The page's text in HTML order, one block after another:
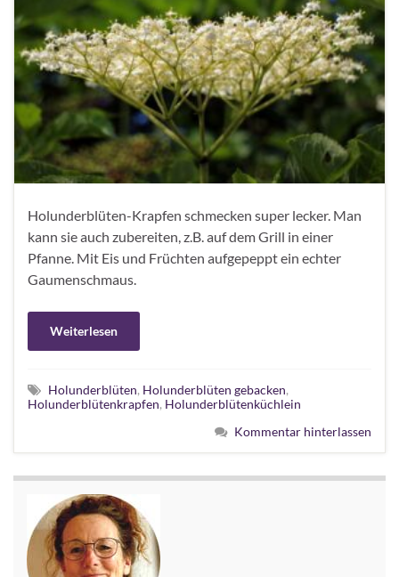
Holunderblüten-Krapfen schmecken super lecker. Man
kann sie auch zubereiten, z.B. auf dem Grill in einer
Pfanne. Mit Eis und Früchten aufgepeppt ein echter
Gaumenschmaus.
Weiterlesen
Holunderblüten, Holunderblüten gebacken,
Holunderblütenkrapfen, Holunderblütenküchlein
Kommentar hinterlassen